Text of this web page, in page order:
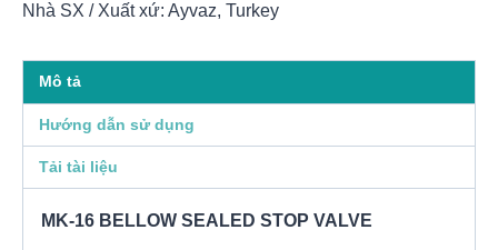
Nhà SX / Xuất xứ: Ayvaz, Turkey
Mô tả
Hướng dẫn sử dụng
Tải tài liệu
MK-16 BELLOW SEALED STOP VALVE